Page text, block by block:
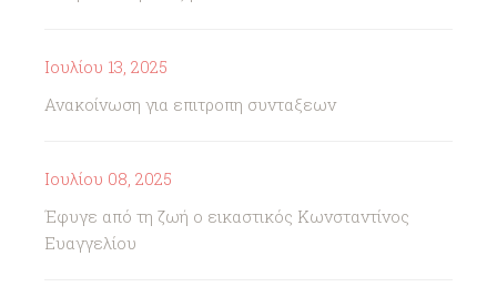
Ιουλίου 13, 2025
Ανακοίνωση για επιτροπη συνταξεων
Ιουλίου 08, 2025
Έφυγε από τη ζωή ο εικαστικός Κωνσταντίνος
Ευαγγελίου